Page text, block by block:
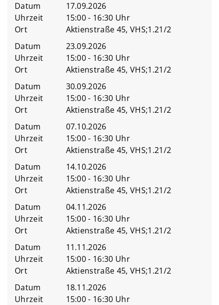
Datum
17.09.2026
Uhrzeit
15:00 - 16:30 Uhr
Ort
Aktienstraße 45, VHS;1.21/2
Datum
23.09.2026
Uhrzeit
15:00 - 16:30 Uhr
Ort
Aktienstraße 45, VHS;1.21/2
Datum
30.09.2026
Uhrzeit
15:00 - 16:30 Uhr
Ort
Aktienstraße 45, VHS;1.21/2
Datum
07.10.2026
Uhrzeit
15:00 - 16:30 Uhr
Ort
Aktienstraße 45, VHS;1.21/2
Datum
14.10.2026
Uhrzeit
15:00 - 16:30 Uhr
Ort
Aktienstraße 45, VHS;1.21/2
Datum
04.11.2026
Uhrzeit
15:00 - 16:30 Uhr
Ort
Aktienstraße 45, VHS;1.21/2
Datum
11.11.2026
Uhrzeit
15:00 - 16:30 Uhr
Ort
Aktienstraße 45, VHS;1.21/2
Datum
18.11.2026
Uhrzeit
15:00 - 16:30 Uhr